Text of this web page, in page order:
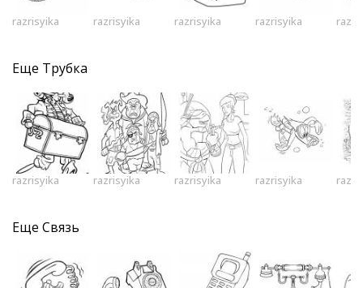
razrisyika razrisyika razrisyika razrisyika
Еще Трубка
razrisyika razrisyika razrisyika razrisyika
Еще Связь